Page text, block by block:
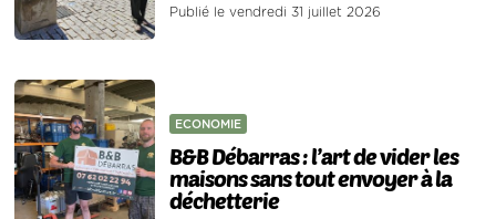
Publié le vendredi 31 juillet 2026
ECONOMIE
B&B Débarras : l’art de vider les
maisons sans tout envoyer à la
déchetterie